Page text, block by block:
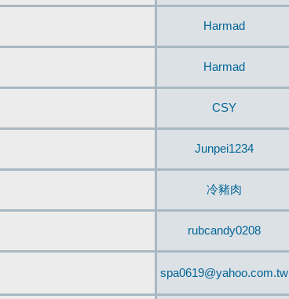
Harmad
Harmad
CSY
Junpei1234
冷豬肉
rubcandy0208
spa0619@yahoo.com.tw